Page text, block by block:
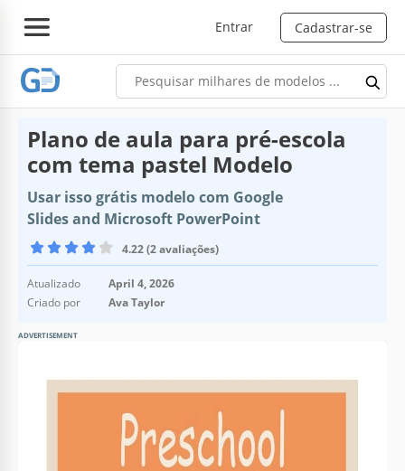
Entrar Cadastrar-se
Plano de aula para pré-escola
com tema pastel Modelo
Usar isso grátis modelo com Google
Slides and Microsoft PowerPoint
4.22 (2 avaliações)
Atualizado
April 4, 2026
Criado por
Ava Taylor
ADVERTISEMENT